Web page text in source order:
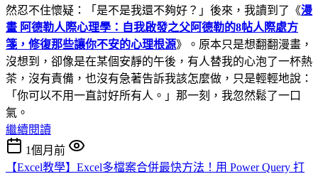
然忍不住懷疑：「是不是我還不夠好？」後來，我讀到了《漫
畫 阿德勒人際心理學：自我啟發之父阿德勒的8帖人際處方
箋，修復那些讓你不安的心理根源》。原本只是想翻翻漫畫，
沒想到，卻像是在某個安靜的午後，有人替我的心泡了一杯熱
茶，沒有責備，也沒有急著告訴我該怎麼做，只是輕輕地說：
「你可以不用一直討好所有人。」那一刻，我忽然鬆了一口
氣。
繼續閱讀
1個月前
【Excel教學】Excel多檔案合併最快方法！用 Power Query 打